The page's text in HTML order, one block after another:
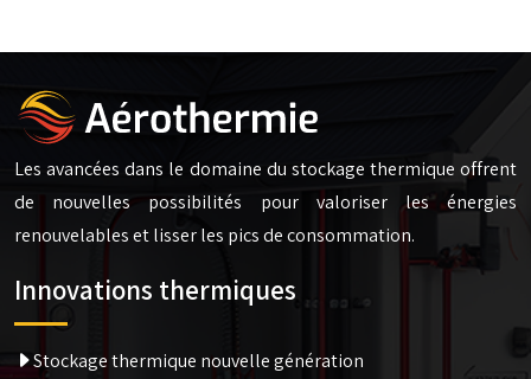
Les avancées dans le domaine du stockage thermique offrent
de nouvelles possibilités pour valoriser les énergies
renouvelables et lisser les pics de consommation.
Innovations thermiques
Stockage thermique nouvelle génération